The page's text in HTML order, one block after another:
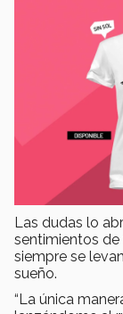
Las dudas lo
sentimientos
siempre se
sueño.
“La única